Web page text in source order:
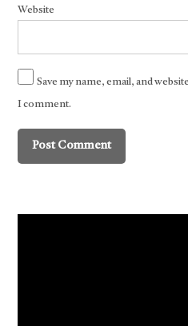
Website
Save my name, email, and
I comment.